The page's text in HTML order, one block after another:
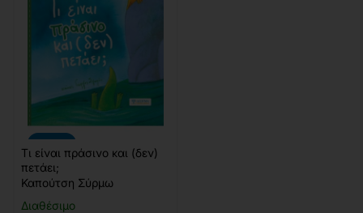
Διαθέσιμο
Τι είναι πράσινο και (δεν)
πετάει;
Καπούτση Σύρμω